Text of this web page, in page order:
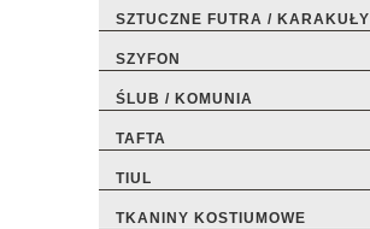
SZTUCZNE FUTRA / KARAKUŁY
SZYFON
ŚLUB / KOMUNIA
TAFTA
TIUL
TKANINY KOSTIUMOWE